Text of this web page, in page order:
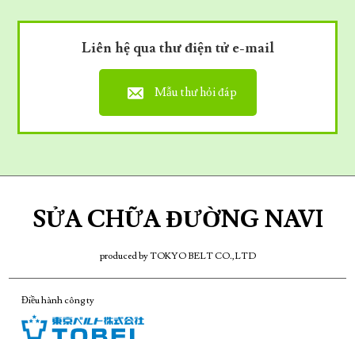
Liên hệ qua thư điện tử e-mail
Mẫu thư hỏi đáp
SỬA CHỮA ĐƯỜNG NAVI
produced by TOKYO BELT CO.,LTD
Điều hành công ty